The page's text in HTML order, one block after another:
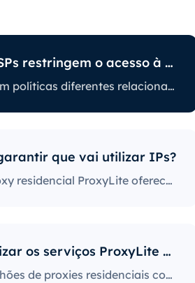
Como é que os ISPs restringem o acesso à Internet?
Os ISPs também têm políticas diferentes relacionadas com a restrição de determinadas atividades online. Alguns bloqueiam determinados sites, o que pode ser um grande problema para os utilizadores de proxy. Aqueles com as políticas mais rigorosas bloqueiam o acesso a plataformas de redes sociais, sites de notícias e muito mais. O bloqueio de portas específicas é também uma prática bastante popular, limitando severamente o acesso e a utilização da internet pelos utilizadores.
que vai utilizar IPs?
A nossa pool de proxy residencial ProxyLite oferece inúmeros proxies, para que os nossos clientes não tenham de se preocupar com períodos de inatividade e bloqueios de IP. Pode aceder aos dados necessários com servidores proxy nos locais que trabalham com este fornecedor.
Porque deve utilizar os serviços ProxyLite para proxies?
Com mais de 86 milhões de proxies residenciais com origem em todo o mundo, o ProxyLite é a melhor escolha para servidores proxy genuínos.
IPs?
proxies, para que os